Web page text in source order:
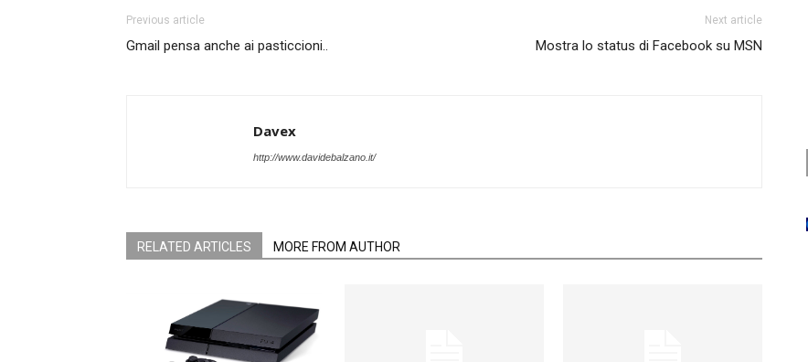
Previous article
Gmail pensa anche ai pasticcioni..
Next article
Mostra lo status di Facebook su MSN
Davex
http://www.davidebalzano.it/
RELATED ARTICLES MORE FROM AUTHOR